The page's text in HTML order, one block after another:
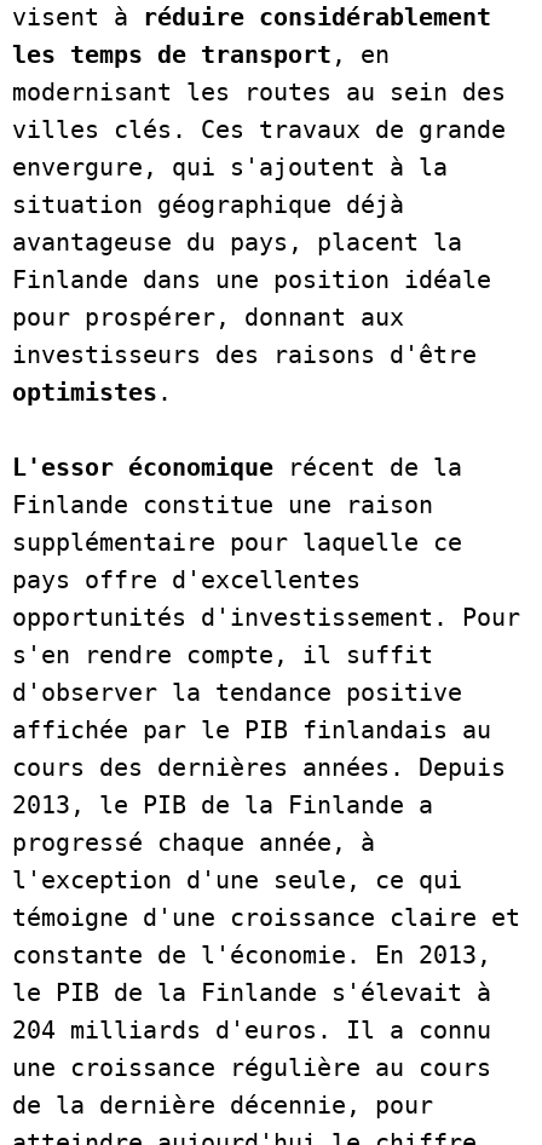
visent à réduire considérablement
les temps de transport , en
modernisant les routes au sein des
villes clés. Ces travaux de grande
envergure, qui s'ajoutent à la
situation géographique déjà
avantageuse du pays, placent la
Finlande dans une position idéale
pour prospérer, donnant aux
optimistes .
L'essor économique récent de la
Finlande constitue une raison
supplémentaire pour laquelle ce
pays offre d'excellentes
opportunités d'investissement. Pour
s'en rendre compte, il suffit
d'observer la tendance positive
affichée par le PIB finlandais au
cours des dernières années. Depuis
2013, le PIB de la Finlande a
progressé chaque année, à
l'exception d'une seule, ce qui
témoigne d'une croissance claire et
constante de l'économie. En 2013,
le PIB de la Finlande s'élevait à
204 milliards d'euros. Il a connu
une croissance régulière au cours
de la dernière décennie, pour